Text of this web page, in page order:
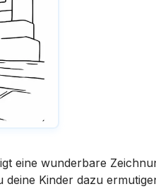
eine wunderbare
Kinder dazu